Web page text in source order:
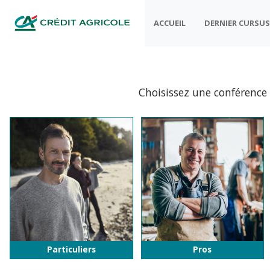
ACCUEIL DERNIER CURSUS
Choisissez une conférence
Particuliers Pros